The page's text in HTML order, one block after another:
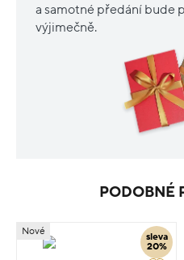
a samotné předání bude
výjimečně.
PODOBNÉ
sleva
20%
Nové